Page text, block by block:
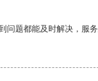
题都能及时解决，服务